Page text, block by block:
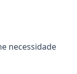
necessidade